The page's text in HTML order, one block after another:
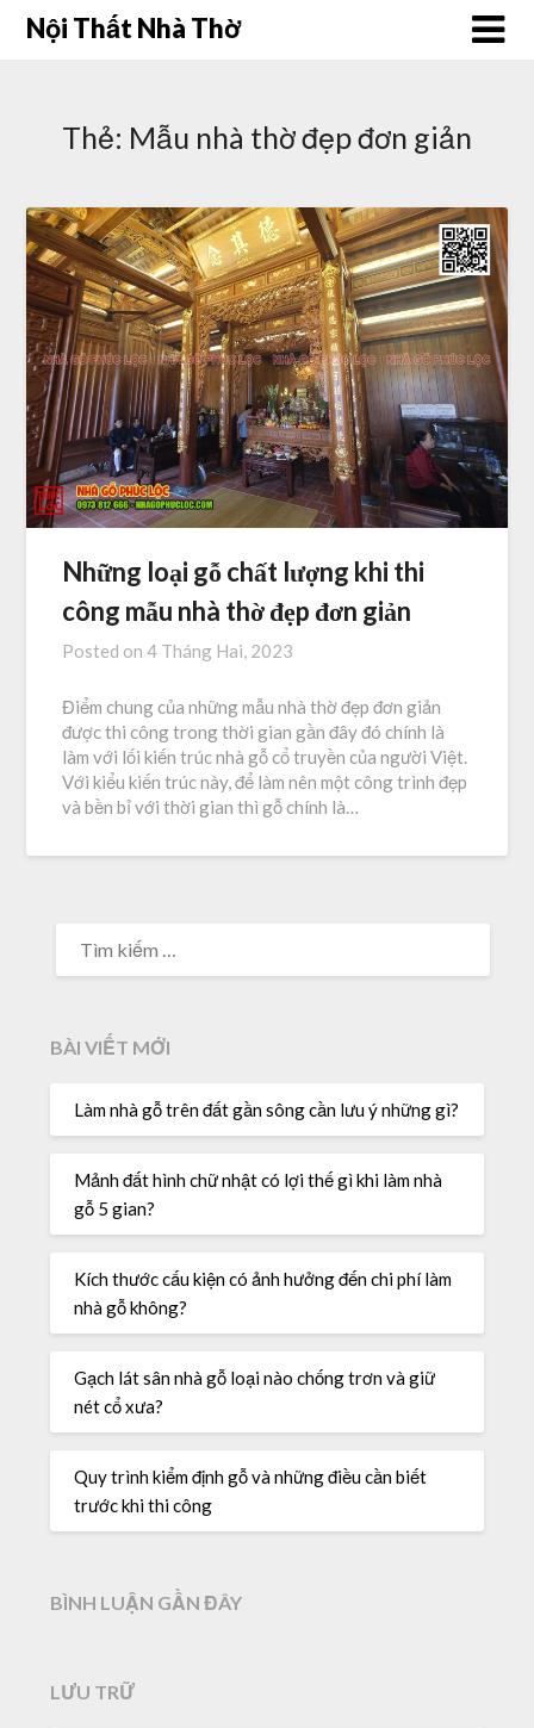
SkipNội Thất Nhà Thờ
Thẻ: Mẫu nhà thờ đẹp đơn giản
Những loại gỗ chất lượng khi thi
công mẫu nhà thờ đẹp đơn giản
Posted on4 Tháng Hai, 2023
Điểm chung của những mẫu nhà thờ đẹp đơn giản
được thi công trong thời gian gần đây đó chính là
làm với lối kiến trúc nhà gỗ cổ truyền của người Việt.
Với kiểu kiến trúc này, để làm nên một công trình đẹp
và bền bỉ với thời gian thì gỗ chính là…
KIẾM
BÀI VIẾT MỚI
Làm nhà gỗ trên đất gần sông cần lưu ý những gì?
Mảnh đất hình chữ nhật có lợi thế gì khi làm nhà
gỗ 5 gian?
Kích thước cấu kiện có ảnh hưởng đến chi phí làm
nhà gỗ không?
Gạch lát sân nhà gỗ loại nào chống trơn và giữ
nét cổ xưa?
Quy trình kiểm định gỗ và những điều cần biết
trước khi thi công
BÌNH LUẬN GẦN ĐÂY
LƯU TRỮ